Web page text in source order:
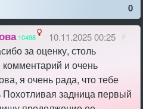
0
10498 10.11.2025 00:25 #
за оценку, столь
и очень
я очень рада, что тебе
Похотливая задница первый